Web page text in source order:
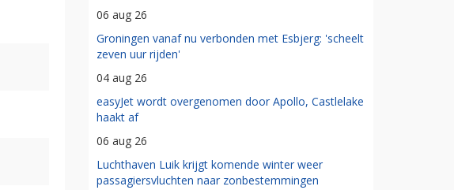
06 aug 26
Groningen vanaf nu verbonden met Esbjerg: 'scheelt
zeven uur rijden'
04 aug 26
easyJet wordt overgenomen door Apollo, Castlelake
haakt af
06 aug 26
Luchthaven Luik krijgt komende winter weer
passagiersvluchten naar zonbestemmingen